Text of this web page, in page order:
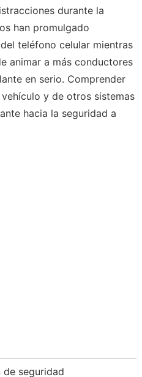
durante la
han promulgado
teléfono celular mientras
animar a más conductores
en serio. Comprender
y de otros sistemas
hacia la seguridad a
seguridad